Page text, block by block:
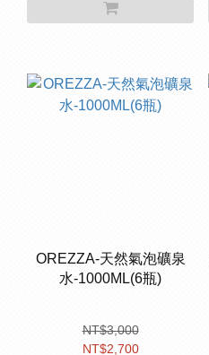
OREZZA-天然氣泡礦泉
水-1000ML(6瓶)
NT$3,000
NT$2,700